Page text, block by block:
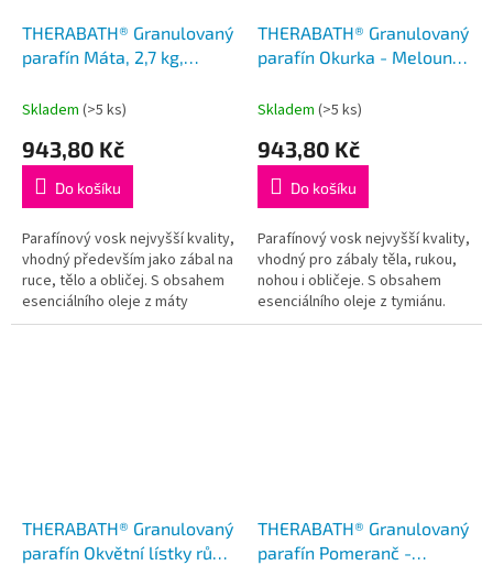
THERABATH® Granulovaný
parafín Máta, 2,7 kg,
Skladem (>5 ks)
943,80 Kč
Do košíku
Parafínový vosk nejvyšší kvality,
vhodný především jako zábal na
ruce, tělo a obličej. S obsahem
esenciálního oleje z máty
peprné. Balení 2,7 kg (6 sáčků s
THERABATH® Granulovaný
parafín Okurka - Meloun -
Skladem (>5 ks)
943,80 Kč
Do košíku
Parafínový vosk nejvyšší kvality,
vhodný pro zábaly těla, rukou,
nohou i obličeje. S obsahem
esenciálního oleje z tymiánu.
Svěží, čistá, jemná uklidňující
THERABATH® Granulovaný
parafín Okvětní lístky růže,
THERABATH® Granulovaný
parafín Pomeranč -